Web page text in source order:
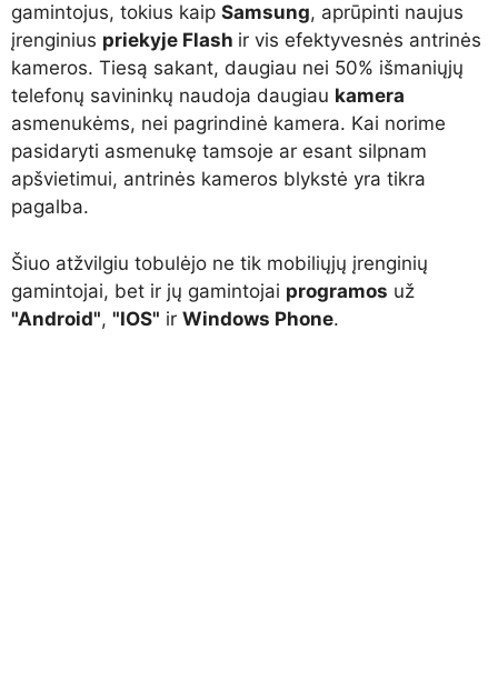
gamintojus, tokius kaip Samsung, aprūpinti naujus
įrenginius priekyje Flash ir vis efektyvesnės antrinės
kameros. Tiesą sakant, daugiau nei 50% išmaniųjų
telefonų savininkų naudoja daugiau kamera
asmenukėms, nei pagrindinė kamera. Kai norime
pasidaryti asmenukę tamsoje ar esant silpnam
apšvietimui, antrinės kameros blykstė yra tikra
pagalba.
Šiuo atžvilgiu tobulėjo ne tik mobiliųjų įrenginių
gamintojai, bet ir jų gamintojai programos už
"Android", "IOS" ir Windows Phone.